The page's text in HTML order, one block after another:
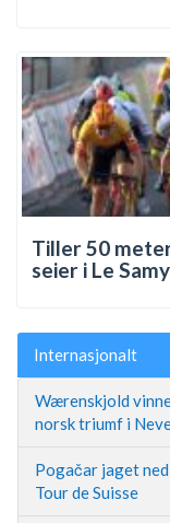
Tiller 50
seier i Le
Internasjonalt
Wærenskjold
norsk triumf i
Pogačar jaget
Tour de Suisse